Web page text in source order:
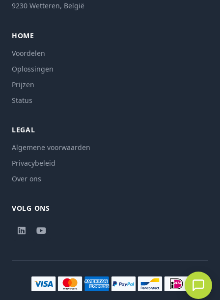
9230 Wetteren, België
HOME
Voordelen
Oplossingen
Prijzen
Status
LEGAL
Algemene voorwaarden
Privacybeleid
Over ons
VOLG ONS